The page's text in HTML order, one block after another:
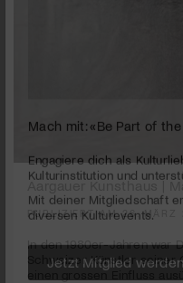
seconds
seconds
Aargauer Kunsthaus |
PUBLIZIERT AM 26. MÄRZ
In den 1980er-Jahren war
Schweizer Künstler seiner
einen grossen Einfluss
Mach mit: «Be Part of the
Kulturinstitution und
diversen Kulturevents.